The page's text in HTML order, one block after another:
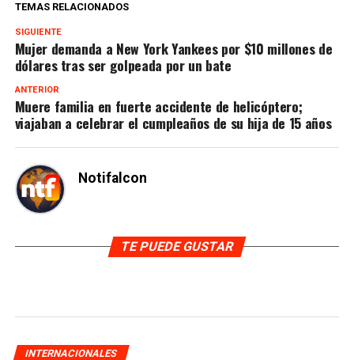
TEMAS RELACIONADOS
SIGUIENTE
Mujer demanda a New York Yankees por $10 millones de
dólares tras ser golpeada por un bate
ANTERIOR
Muere familia en fuerte accidente de helicóptero;
viajaban a celebrar el cumpleaños de su hija de 15 años
Notifalcon
TE PUEDE GUSTAR
INTERNACIONALES